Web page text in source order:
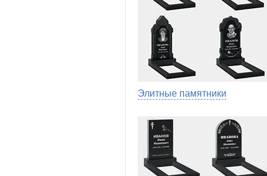
Элитные памятники